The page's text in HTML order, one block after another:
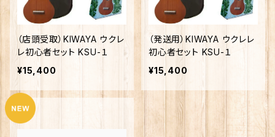
（店頭受取）KIWAYA ウクレ
レ初心者セット KSU-１
¥15,400
（発送用）KIWAYA ウクレレ
初心者セット KSU-１
¥15,400